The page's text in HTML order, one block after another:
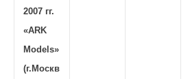
2007 гг.
«ARK
Models»
(г.Москв